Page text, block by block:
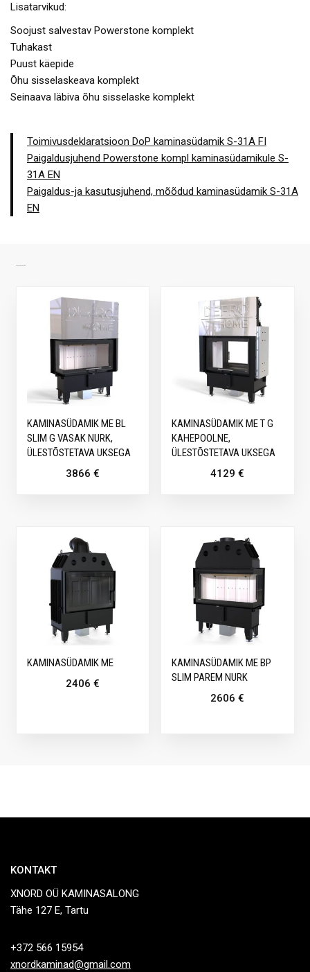
Lisatarvikud:
Soojust salvestav Powerstone komplekt
Tuhakast
Puust käepide
Õhu sisselaskeava komplekt
Seinaava läbiva õhu sisselaske komplekt
Toimivusdeklaratsioon DoP kaminasüdamik S-31A FI
Paigaldusjuhend Powerstone kompl kaminasüdamikule S-
31A EN
Paigaldus-ja kasutusjuhend, mõõdud kaminasüdamik S-31A
EN
KAMINASÜDAMIK ME BL
SLIM G VASAK NURK,
ÜLESTÕSTETAVA UKSEGA
3866 €
KAMINASÜDAMIK ME T G
KAHEPOOLNE,
ÜLESTÕSTETAVA UKSEGA
4129€
KAMINASÜDAMIK ME
2406 €
KAMINASÜDAMIK ME BP
SLIM PAREM NURK
2606€
KONTAKT
XNORD OÜ KAMINASALONG
Tähe 127 E, Tartu
+372 566 15954
xnordkaminad@gmail.com